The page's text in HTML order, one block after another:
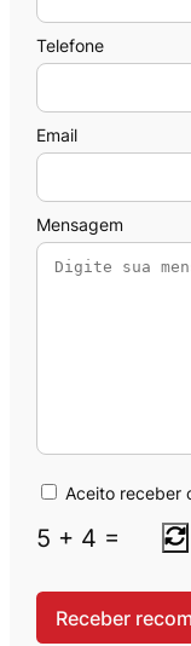
Telefone
Email
Mensagem
Aceito receber
5 + 4 =